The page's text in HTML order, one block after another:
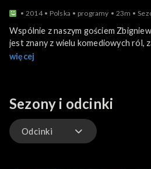
2014 Polska programy 23m
Wspólnie z naszym gościem
jest znany z wielu komediowych ról,
Poznamy słynnego sołtysa i
więcej
Sezony i odcinki
Odcinki